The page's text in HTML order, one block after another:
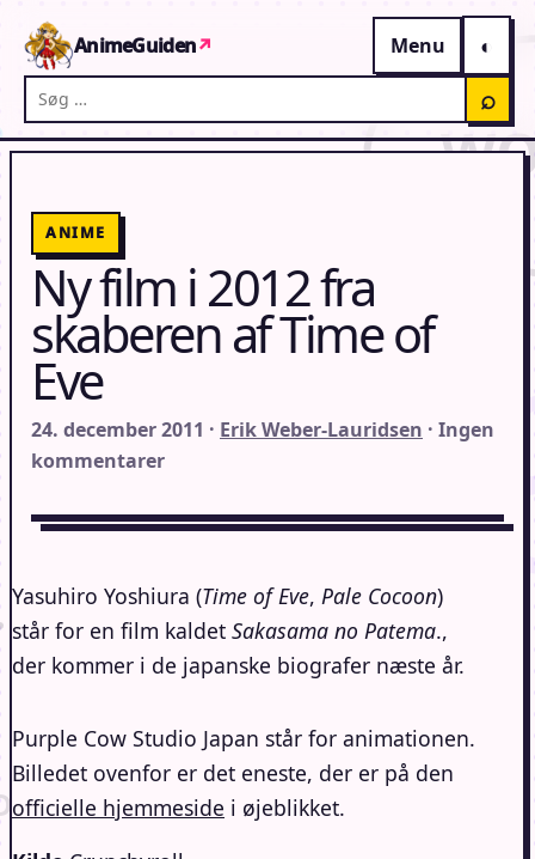
AnimeGuiden↗
Menu
Søg på AnimeGuiden
⌕
ANIME
Ny film i 2012 fra
skaberen af Time of
Eve
24. december 2011 · Erik Weber-Lauridsen · Ingen
kommentarer
Yasuhiro Yoshiura (Time of Eve, Pale Cocoon)
står for en film kaldet Sakasama no Patema.,
der kommer i de japanske biografer næste år.
Purple Cow Studio Japan står for animationen.
Billedet ovenfor er det eneste, der er på den
officielle hjemmeside i øjeblikket.